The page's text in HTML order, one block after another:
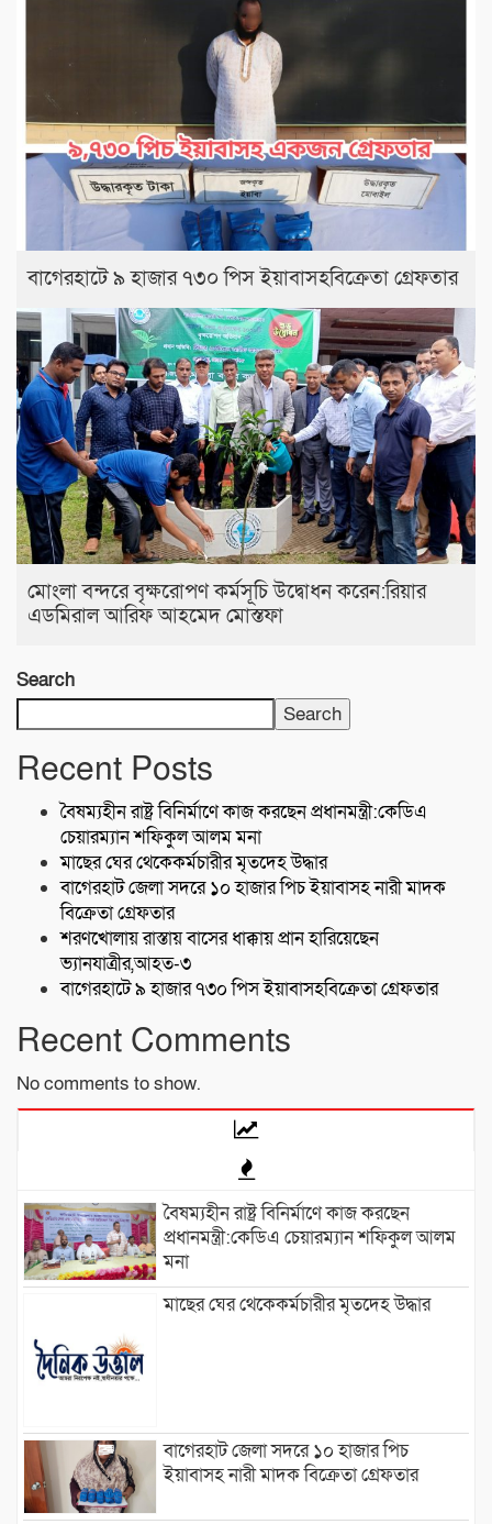
বাগেরহাটে ৯ হাজার ৭৩০ পিস ইয়াবাসহবিক্রেতা গ্রেফতার
মোংলা বন্দরে বৃক্ষরোপণ কর্মসূচি উদ্বোধন করেন:রিয়ার
এডমিরাল আরিফ আহমেদ মোস্তফা
Search
Search
Recent Posts
বৈষম্যহীন রাষ্ট্র বিনির্মাণে কাজ করছেন প্রধানমন্ত্রী:কেডিএ
চেয়ারম্যান শফিকুল আলম মনা
মাছের ঘের থেকেকর্মচারীর মৃতদেহ উদ্ধার
বাগেরহাট জেলা সদরে ১০ হাজার পিচ ইয়াবাসহ নারী মাদক
বিক্রেতা গ্রেফতার
শরণখোলায় রাস্তায় বাসের ধাক্কায় প্রান হারিয়েছেন
ভ্যানযাত্রীর,আহত-৩
বাগেরহাটে ৯ হাজার ৭৩০ পিস ইয়াবাসহবিক্রেতা গ্রেফতার
Recent Comments
No comments to show.
বৈষম্যহীন রাষ্ট্র বিনির্মাণে কাজ করছেন
প্রধানমন্ত্রী:কেডিএ চেয়ারম্যান শফিকুল আলম
মনা
মাছের ঘের থেকেকর্মচারীর মৃতদেহ উদ্ধার
বাগেরহাট জেলা সদরে ১০ হাজার পিচ
ইয়াবাসহ নারী মাদক বিক্রেতা গ্রেফতার